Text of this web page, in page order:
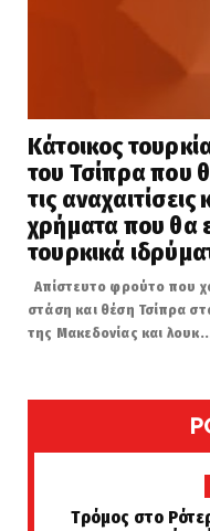
Κάτοικος
του Τσίπρα που
τις
χρήματα που θα
τουρκικά
Απίστευτο φρούτο που
στάση και θέση Τσίπρα
της Μακεδονίας και
Tρόμος στο